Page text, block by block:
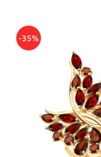
-35%